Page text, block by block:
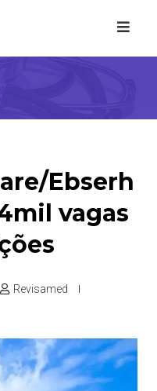
Ebserh
vagas
Revisamed